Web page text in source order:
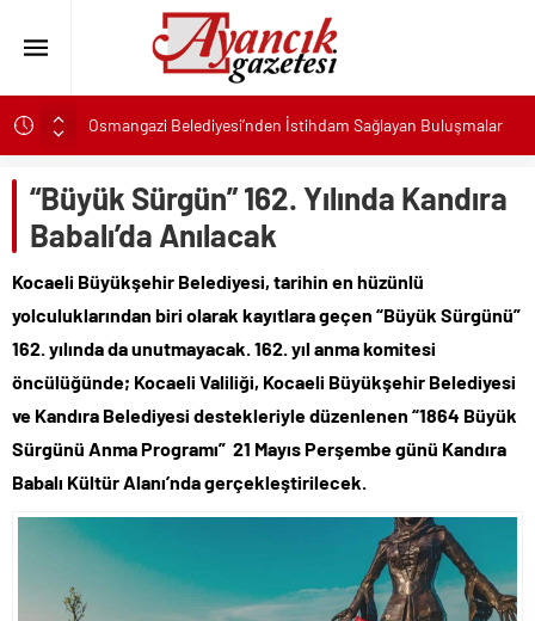
Osmangazi Belediyesi’nden İstihdam Sağlayan Buluşmalar
Başkan Eşki’den Çamdibi çıkarması: “Halkımızın içinde,
Bornova’nın hizmetindeyiz”
Konak’ta imzalar fırsat eşitliği için atıldı
Çıkmaya Devam Edeceğiz”
K. Menderes’te AKTAŞ Bereketi
Başkan Hatice Gençay: “Didim’in Her Noktasında Gece
Gündüz Sahadayız”
Başkan Çerçioğlu’ndan 7 Eylül Temalı Ödüllü Resim, Şiir ve
Destekliyoruz”
Torbalı’nın kuru domates emekçileri yalnız bırakılmadı
Küçük işletmeler büyük siber risklerle karşı karşıya
“Büyük Sürgün” 162. Yılında Kandıra
Babalı’da Anılacak
Kocaeli Büyükşehir Belediyesi, tarihin en hüzünlü
yolculuklarından biri olarak kayıtlara geçen “Büyük Sürgünü”
162. yılında da unutmayacak. 162. yıl anma komitesi
öncülüğünde; Kocaeli Valiliği, Kocaeli Büyükşehir Belediyesi
ve Kandıra Belediyesi destekleriyle düzenlenen “1864 Büyük
Sürgünü Anma Programı” 21 Mayıs Perşembe günü Kandıra
Babalı Kültür Alanı’nda gerçekleştirilecek.